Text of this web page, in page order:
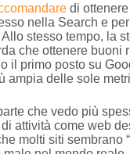
di
nella Search e
stesso tempo, la
che ottenere buoni
il primo posto su
ampia delle sole
che vedo più
attività come web
molti siti sembrano